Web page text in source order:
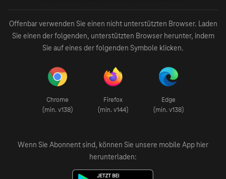
Offenbar verwenden Sie einen nicht unterstützten Browser. Laden
Sie einen der folgenden, unterstützten Browser herunter, indem
Sie auf eines der folgenden Symbole klicken.
Chrome
(min. v138)
Firefox
(min. v144)
Edge
(min. v138)
Wenn Sie Abonnent sind, können Sie unsere mobile App hier
herunterladen: